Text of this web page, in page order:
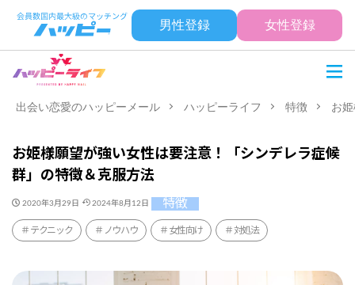
男性登録 女性登録
出会い恋愛のハッピーメール ハッピーライフ 特徴 お
お姫様願望が強い女性は要注意！「シンデレラ症候
群」の特徴＆克服方法
2020年3月29日 2024年8月12日 特徴
テクニック ノウハウ 女性向け 対処法